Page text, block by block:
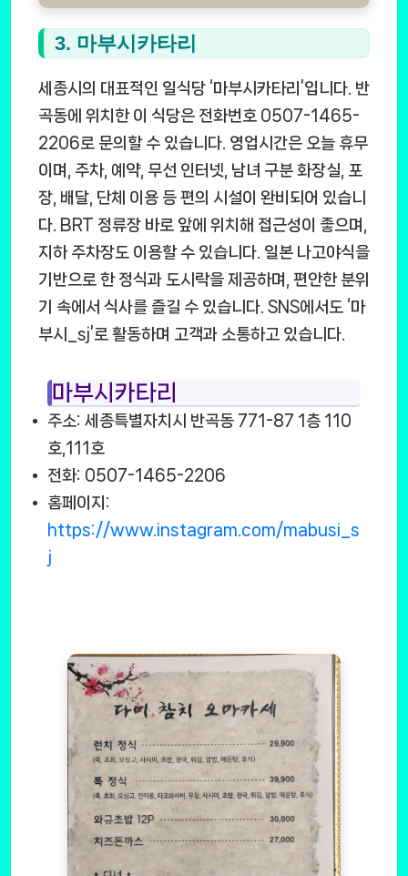
3. 마부시카타리
세종시의 대표적인 일식당 ‘마부시카타리’입니다. 반
곡동에 위치한 이 식당은 전화번호 0507-1465-
2206로 문의할 수 있습니다. 영업시간은 오늘 휴무
이며, 주차, 예약, 무선 인터넷, 남녀 구분 화장실, 포
장, 배달, 단체 이용 등 편의 시설이 완비되어 있습니
다. BRT 정류장 바로 앞에 위치해 접근성이 좋으며,
지하 주차장도 이용할 수 있습니다. 일본 나고야식을
기반으로 한 정식과 도시락을 제공하며, 편안한 분위
기 속에서 식사를 즐길 수 있습니다. SNS에서도 ‘마
부시_sj’로 활동하며 고객과 소통하고 있습니다.
마부시카타리
주소: 세종특별자치시 반곡동 771-87 1층 110
호,111호
전화: 0507-1465-2206
홈페이지:
https://www.instagram.com/mabusi_s
j